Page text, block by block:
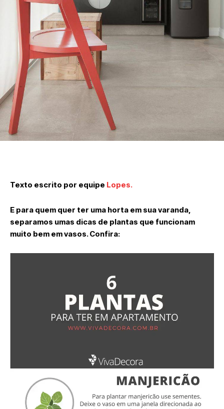
Texto escrito por equipe Lopes.
E para quem quer ter uma horta em sua varanda,
separamos umas dicas de plantas que funcionam
muito bem em vasos. Confira: